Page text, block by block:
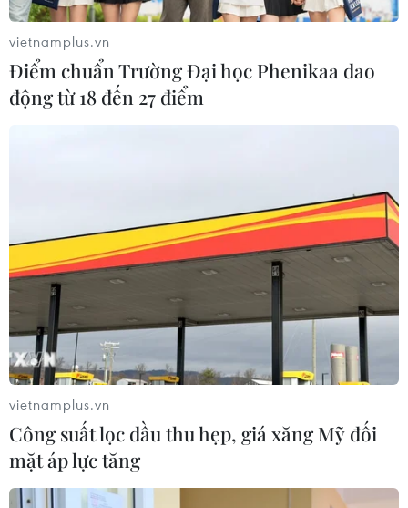
vietnamplus.vn
Điểm chuẩn Trường Đại học Phenikaa dao
động từ 18 đến 27 điểm
vietnamplus.vn
Công suất lọc dầu thu hẹp, giá xăng Mỹ đối
mặt áp lực tăng